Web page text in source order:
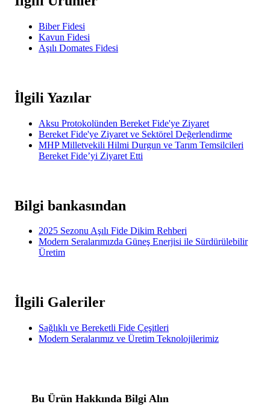
Biber Fidesi
Kavun Fidesi
Aşılı Domates Fidesi
İlgili Yazılar
Aksu Protokolünden Bereket Fide'ye Ziyaret
Bereket Fide'ye Ziyaret ve Sektörel Değerlendirme
MHP Milletvekili Hilmi Durgun ve Tarım Temsilcileri
Bereket Fide’yi Ziyaret Etti
Bilgi bankasından
2025 Sezonu Aşılı Fide Dikim Rehberi
Modern Seralarımızda Güneş Enerjisi ile Sürdürülebilir
Üretim
İlgili Galeriler
Sağlıklı ve Bereketli Fide Çeşitleri
Modern Seralarımız ve Üretim Teknolojilerimiz
Bu Ürün Hakkında Bilgi Alın